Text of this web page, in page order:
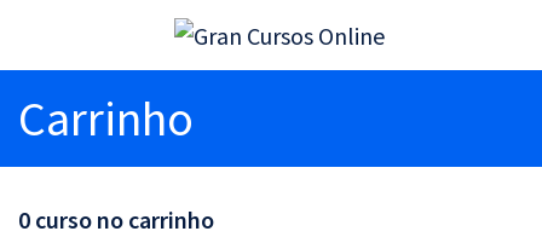
Carrinho
0 curso no carrinho